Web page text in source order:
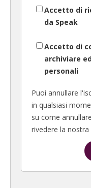
Accetto di
da Speak
Accetto di
archiviare
personali
Puoi annullare
in qualsiasi
su come
rivedere la nostra